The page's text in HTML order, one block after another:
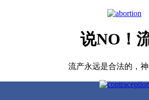
说NO！
流产永远是合法的，